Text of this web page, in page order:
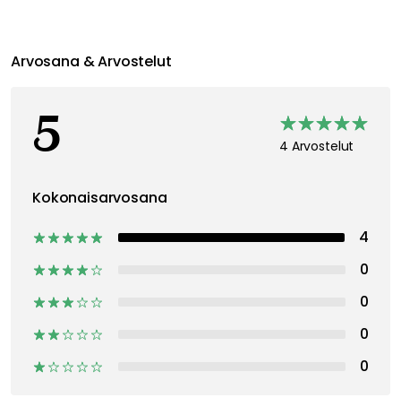
Arvosana & Arvostelut
5 4 Arvostelut
Kokonaisarvosana
4
0
0
0
0